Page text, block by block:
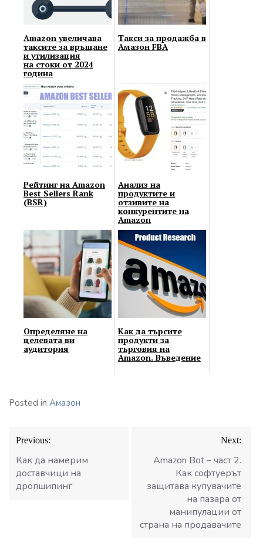
Amazon увеличава
таксите за връщане
и утилизация
на стоки от 2024
година
Такси за продажба в
Амазон FBA
Рейтинг на Amazon
Best Sellers Rank
(BSR)
Анализ на
продуктите и
отзивите на
конкурентите на
Amazon
Определяне на
целевата ви
аудитория
Как да търсите
продукти за
търговия на
Amazon. Въведение
Posted in Амазон
Навигация
Previous:
Как да намерим
доставчици на
дропшипинг
Next:
Amazon Bot – част 2.
Как софтуерът
защитава купувачите
на пазара от
манипулации от
страна на продавачите